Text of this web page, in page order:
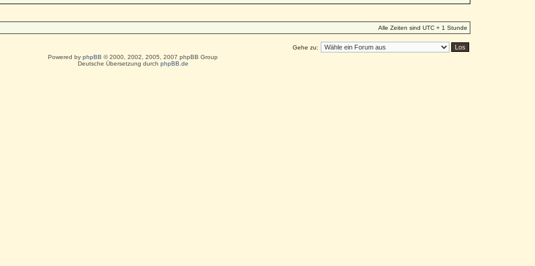
Alle Zeiten sind UTC + 1 Stunde
Gehe zu:
Powered by phpBB © 2000, 2002, 2005, 2007 phpBB Group
Deutsche Übersetzung durch phpBB.de